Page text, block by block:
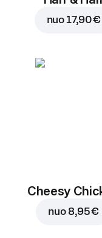
nuo17,90 €
Cheesy
nuo 8,95 €